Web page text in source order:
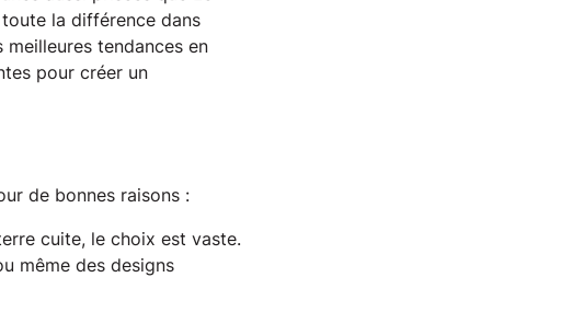
la différence dans
tendances en
pour créer un
de bonnes raisons :
cuite, le choix est vaste.
même des designs